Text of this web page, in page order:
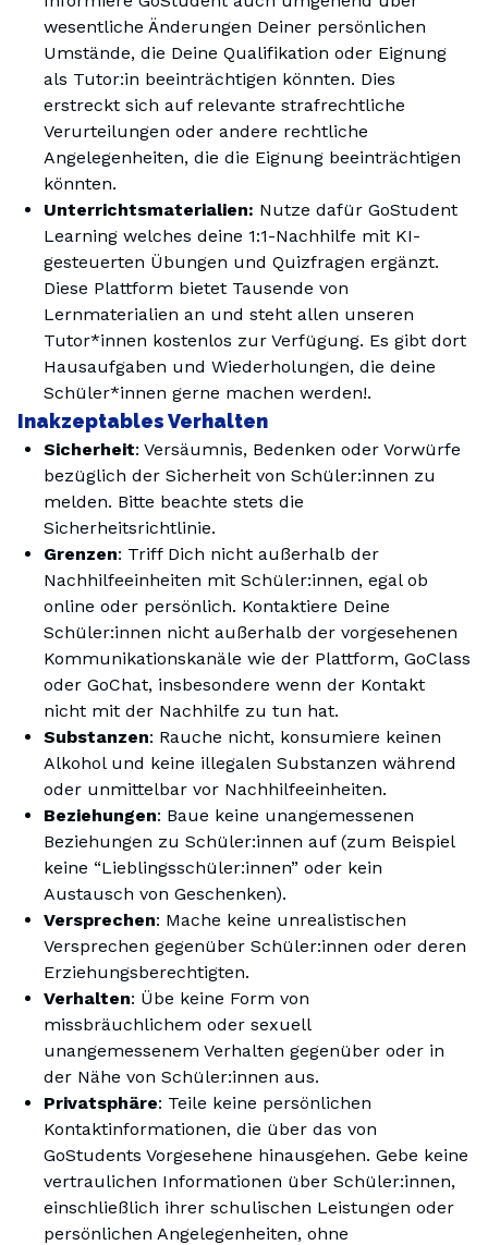
wesentliche Änderungen Deiner persönlichen
Umstände, die Deine Qualifikation oder Eignung
als Tutor:in beeinträchtigen könnten. Dies
erstreckt sich auf relevante strafrechtliche
Verurteilungen oder andere rechtliche
Angelegenheiten, die die Eignung beeinträchtigen
könnten.
Unterrichtsmaterialien: Nutze dafür GoStudent
Learning welches deine 1:1-Nachhilfe mit KI-
gesteuerten Übungen und Quizfragen ergänzt.
Diese Plattform bietet Tausende von
Lernmaterialien an und steht allen unseren
Tutor*innen kostenlos zur Verfügung. Es gibt dort
Hausaufgaben und Wiederholungen, die deine
Schüler*innen gerne machen werden!.
Inakzeptables Verhalten
Sicherheit: Versäumnis, Bedenken oder Vorwürfe
bezüglich der Sicherheit von Schüler:innen zu
melden. Bitte beachte stets die
Sicherheitsrichtlinie.
Grenzen: Triff Dich nicht außerhalb der
Nachhilfeeinheiten mit Schüler:innen, egal ob
online oder persönlich. Kontaktiere Deine
Schüler:innen nicht außerhalb der vorgesehenen
Kommunikationskanäle wie der Plattform, GoClass
oder GoChat, insbesondere wenn der Kontakt
nicht mit der Nachhilfe zu tun hat.
Substanzen: Rauche nicht, konsumiere keinen
Alkohol und keine illegalen Substanzen während
oder unmittelbar vor Nachhilfeeinheiten.
Beziehungen: Baue keine unangemessenen
Beziehungen zu Schüler:innen auf (zum Beispiel
keine “Lieblingsschüler:innen” oder kein
Austausch von Geschenken).
Versprechen: Mache keine unrealistischen
Versprechen gegenüber Schüler:innen oder deren
Erziehungsberechtigten.
Verhalten: Übe keine Form von
missbräuchlichem oder sexuell
unangemessenem Verhalten gegenüber oder in
der Nähe von Schüler:innen aus.
Privatsphäre: Teile keine persönlichen
Kontaktinformationen, die über das von
GoStudents Vorgesehene hinausgehen. Gebe keine
vertraulichen Informationen über Schüler:innen,
einschließlich ihrer schulischen Leistungen oder
persönlichen Angelegenheiten, ohne